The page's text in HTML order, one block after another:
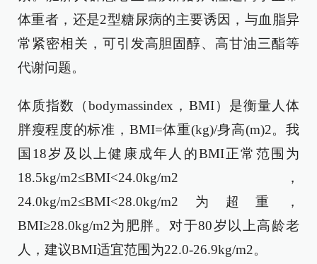
体重者，还是2型糖尿病的主要诱因，与血脂异
常紧密相关，可引发高胆固醇、高甘油三酯等
代谢问题。
体质指数（bodymassindex，BMI）是衡量人体
胖瘦程度的标准，BMI=体重(kg)/身高(m)2。我
国18岁及以上健康成年人的BMI正常范围为
18.5kg/m2≤BMI<24.0kg/m2，
24.0kg/m2≤BMI<28.0kg/m2为超重，
BMI≥28.0kg/m2为肥胖。对于80岁以上高龄老
人，建议BMI适宜范围为22.0-26.9kg/m2。